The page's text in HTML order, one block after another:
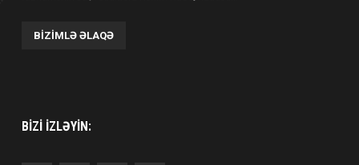
BIZIMLƏ ƏLAQƏ
BIZI IZLƏYIN: